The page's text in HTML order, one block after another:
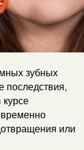
зубных
последствия,
или